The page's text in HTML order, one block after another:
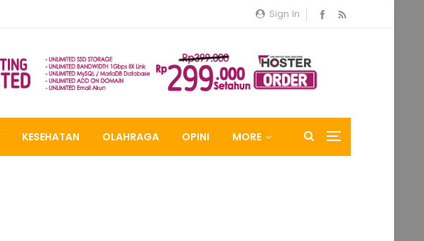
Sign In
KESEHATAN OLAHRAGA OPINI MORE